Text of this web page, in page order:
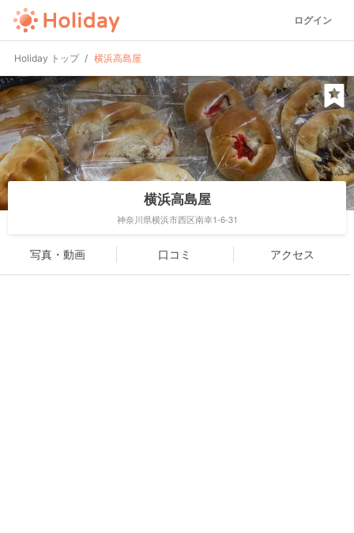
ログイン
Holiday トップ 横浜高島屋
横浜高島屋
神奈川県横浜市西区南幸1-6-31
写真・動画 口コミ アクセス